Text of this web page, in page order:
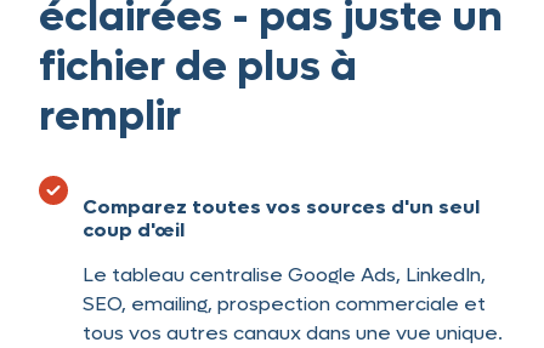
éclairées - pas juste un
fichier de plus à
remplir
Comparez toutes vos sources d'un seul
coup d'œil
Le tableau centralise Google Ads, LinkedIn,
SEO, emailing, prospection commerciale et
tous vos autres canaux dans une vue unique.